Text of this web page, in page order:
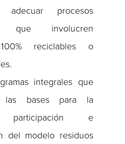
procesos
que involucren
reciclables o
integrales que
las bases para la
participación e
del modelo residuos